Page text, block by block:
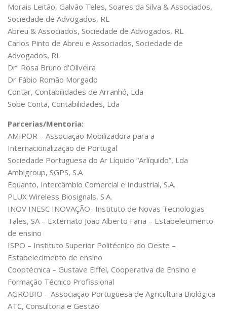
Morais Leitão, Galvão Teles, Soares da Silva & Associados,
Sociedade de Advogados, RL
Abreu & Associados, Sociedade de Advogados, RL
Carlos Pinto de Abreu e Associados, Sociedade de
Advogados, RL
Drª Rosa Bruno d’Oliveira
Dr Fábio Romão Morgado
Contar, Contabilidades de Arranhó, Lda
Sobe Conta, Contabilidades, Lda
Parcerias/Mentoria:
AMIPOR – Associação Mobilizadora para a
Internacionalização de Portugal
Sociedade Portuguesa do Ar Líquido “Arlíquido”, Lda
Ambigroup, SGPS, S.A
Equanto, Intercâmbio Comercial e Industrial, S.A.
PLUX Wireless Biosignals, S.A.
INOV INESC INOVAÇÃO- Instituto de Novas Tecnologias
Tales, SA – Externato João Alberto Faria – Estabelecimento
de ensino
ISPO – Instituto Superior Politécnico do Oeste –
Estabelecimento de ensino
Cooptécnica – Gustave Eiffel, Cooperativa de Ensino e
Formação Técnico Profissional
AGROBIO – Associação Portuguesa de Agricultura Biológica
ATC, Consultoria e Gestão